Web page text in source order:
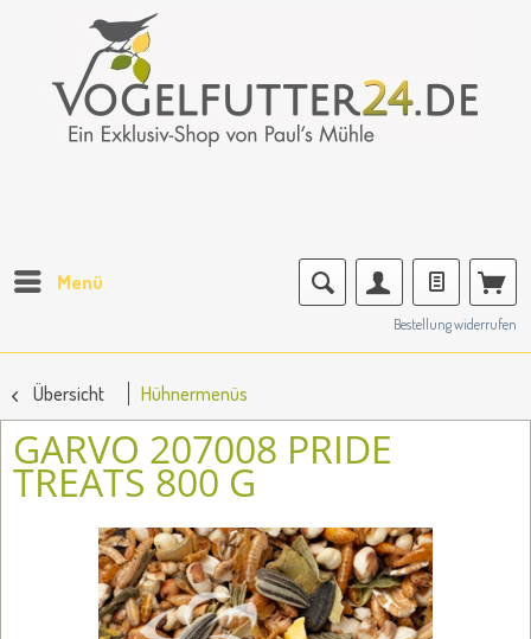
Menü
Bestellung widerrufen
Übersicht Hühnermenüs
GARVO 207008 PRIDE
TREATS 800 G